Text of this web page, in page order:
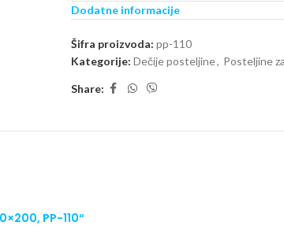
–
Dodatne informacije
Šifra proizvoda: pp-110
Kategorije: Dečije posteljine, Posteljine
Share:
PP-110“